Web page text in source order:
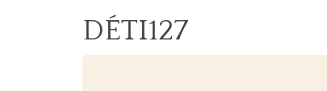
DÉTI127